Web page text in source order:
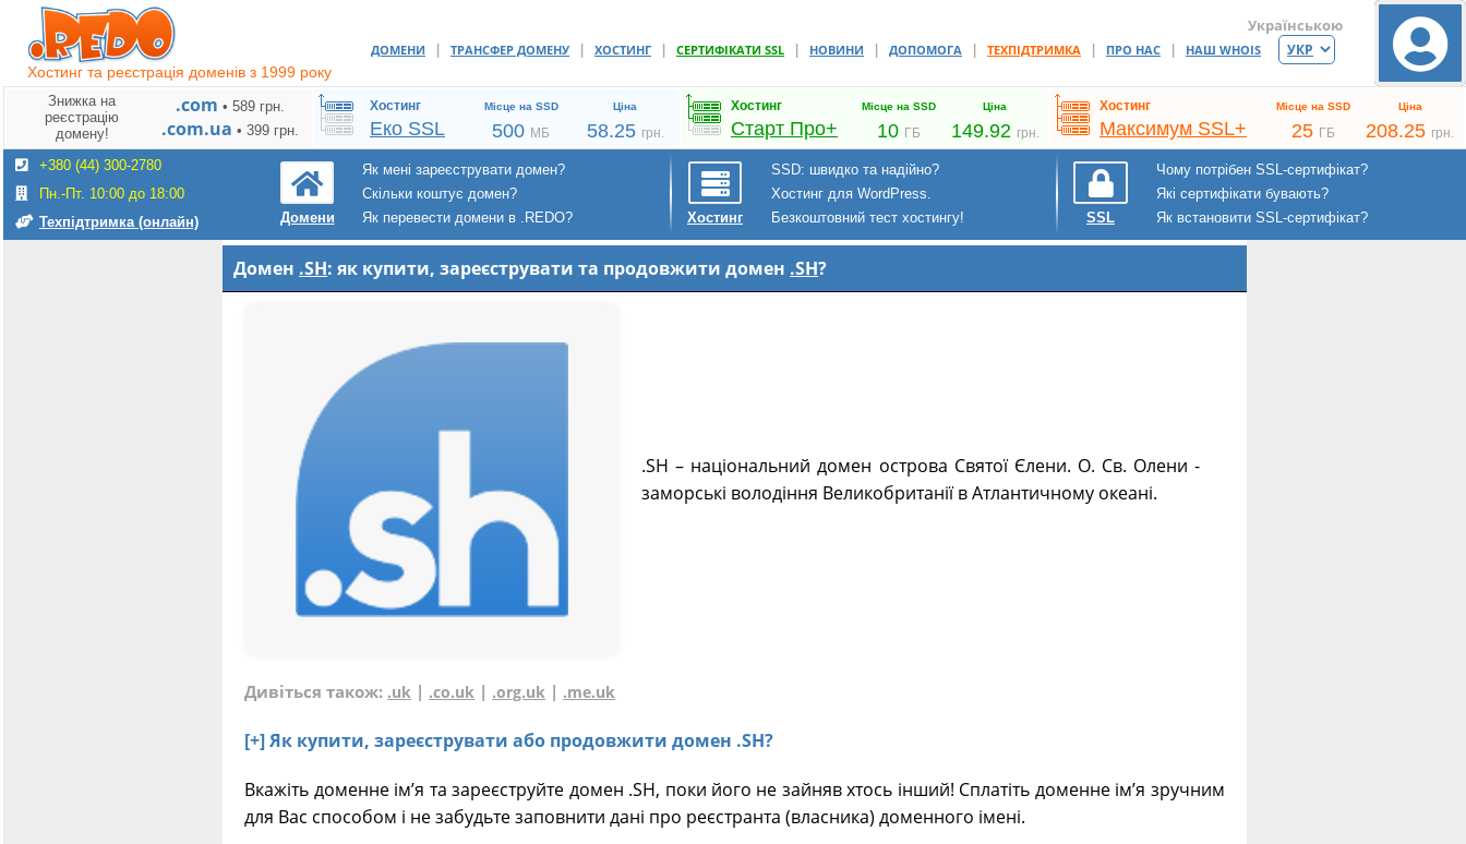
Хостинг та реєстрація доменів з 1999 року
ДОМЕНИ | ТРАНСФЕР ДОМЕНУ | ХОСТИНГ | СЕРТИФІКАТИ SSL | НОВИНИ | ДОПОМОГА | ТЕХПІДТРИМКА | ПРО НАС | НАШ WHOIS
Українською
Знижка на
реєстрацію
домену!
.com • 589 грн.
.com.ua • 399 грн.
Хостинг
Еко SSL
Місце на SSD Ціна
500 МБ 58.25 грн.
Хостинг
Старт Про+
Місце на SSD Ціна
10 ГБ 149.92 грн.
Хостинг
Максимум SSL+
Місце на SSD Ціна
25 ГБ 208.25 грн.
+380 (44) 300-2780
Пн.-Пт. 10:00 до 18:00
Техпідтримка (онлайн)
Домени
Як мені зареєструвати домен?
Скільки коштує домен?
Як перевести домени в .REDO?
Хостинг
SSD: швидко та надійно?
Хостинг для WordPress.
Безкоштовний тест хостингу!
SSL
Чому потрібен SSL-сертифікат?
Які сертифікати бувають?
Як встановити SSL-сертифікат?
Домен .SH: як купити, зареєструвати та продовжити домен .SH?
.SH – національний домен острова Святої Єлени. О. Св. Олени -
заморські володіння Великобританії в Атлантичному океані.
Дивіться також: .uk | .co.uk | .org.uk | .me.uk
[+] Як купити, зареєструвати або продовжити домен .SH?
Вкажіть доменне ім’я та зареєструйте домен .SH, поки його не зайняв хтось інший! Сплатіть доменне ім’я зручним
для Вас способом і не забудьте заповнити дані про реєстранта (власника) доменного імені.